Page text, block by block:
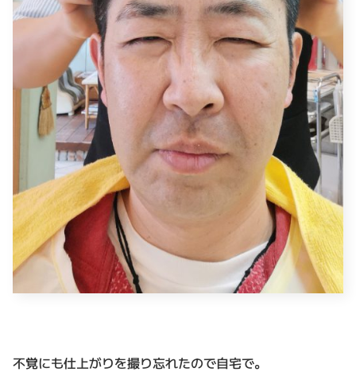
不覚にも仕上がりを撮り忘れたので自宅で。